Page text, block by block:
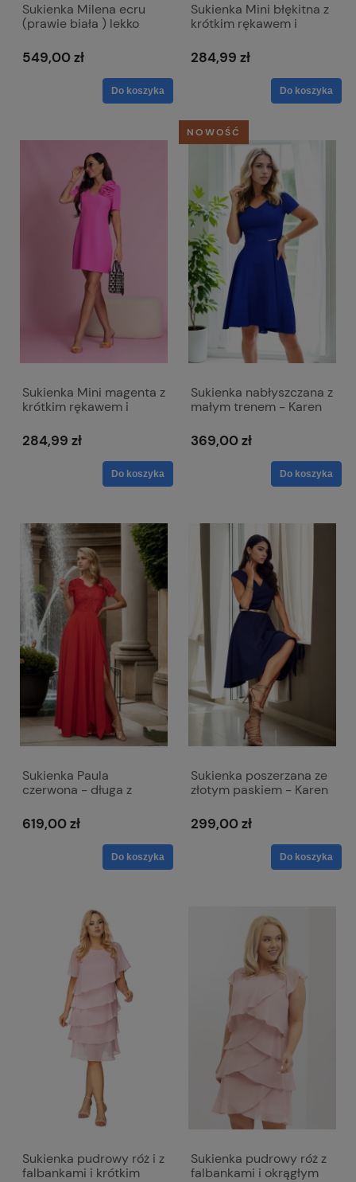
Sukienka Milena ecru
(prawie biała ) lekko
549,00 zł
Do koszyka
Sukienka Mini błękitna z
krótkim rękawem i
Emma
284,99 zł
Do koszyka
Sukienka Mini magenta z
krótkim rękawem i
Emma
284,99 zł
Do koszyka
Sukienka nabłyszczana z
małym trenem - Karen
369,00 zł
Do koszyka
NOWOŚĆ
Sukienka Paula
czerwona - długa z
krótkim rękawkiem
619,00 zł
Do koszyka
Sukienka poszerzana ze
złotym paskiem - Karen
299,00 zł
Do koszyka
Sukienka pudrowy róż i z
falbankami i krótkim
Sukienka pudrowy róż z
falbankami i okrągłym